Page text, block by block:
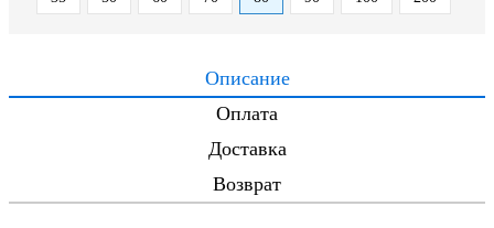
Описание
Оплата
Доставка
Возврат